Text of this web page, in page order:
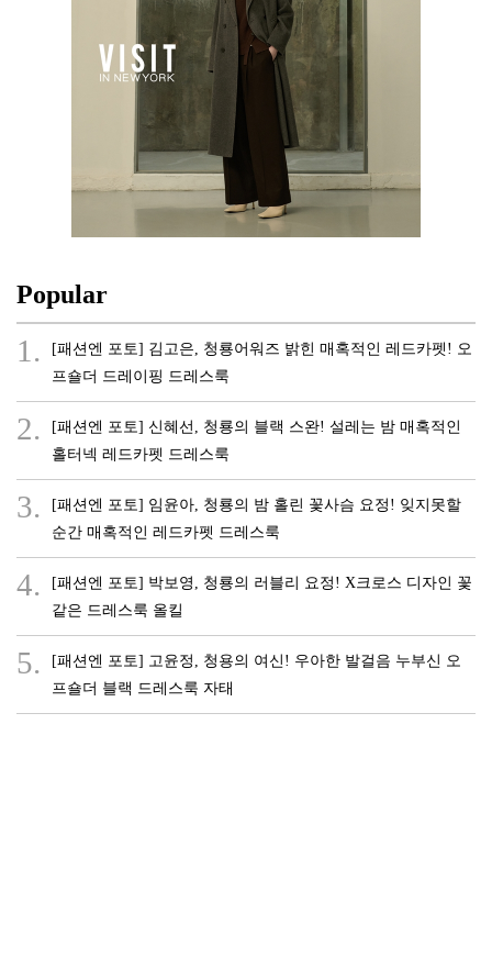
Popular
1.
[패션엔 포토] 김고은, 청룡어워즈 밝힌 매혹적인 레드카펫! 오
프숄더 드레이핑 드레스룩
2.
[패션엔 포토] 신혜선, 청룡의 블랙 스완! 설레는 밤 매혹적인
홀터넥 레드카펫 드레스룩
3.
[패션엔 포토] 임윤아, 청룡의 밤 홀린 꽃사슴 요정! 잊지못할
순간 매혹적인 레드카펫 드레스룩
4.
[패션엔 포토] 박보영, 청룡의 러블리 요정! X크로스 디자인 꽃
같은 드레스룩 올킬
5.
[패션엔 포토] 고윤정, 청용의 여신! 우아한 발걸음 누부신 오
프숄더 블랙 드레스룩 자태